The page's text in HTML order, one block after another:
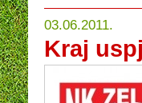
03.06.2011.
Kraj